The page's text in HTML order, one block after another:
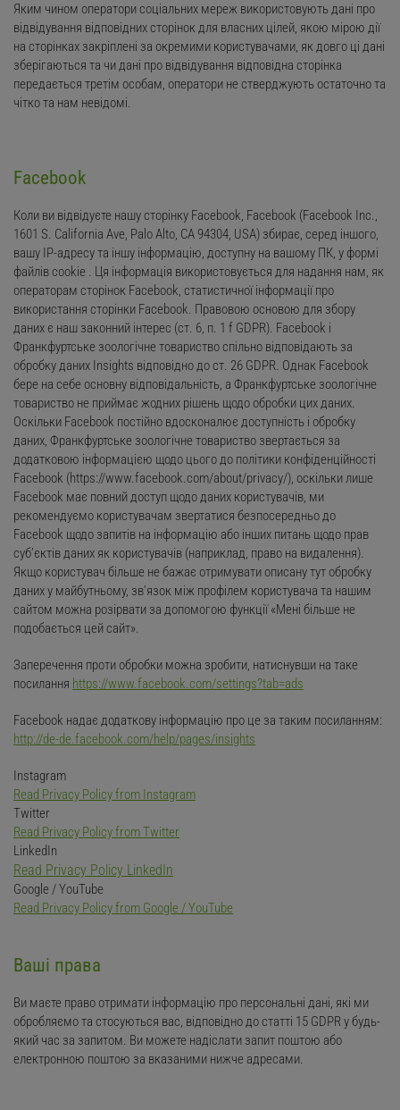
Яким чином оператори соціальних мереж використовують дані про
відвідування відповідних сторінок для власних цілей, якою мірою дії
на сторінках закріплені за окремими користувачами, як довго ці дані
зберігаються та чи дані про відвідування відповідна сторінка
передається третім особам, оператори не стверджують остаточно та
чітко та нам невідомі.
Facebook
Коли ви відвідуєте нашу сторінку Facebook, Facebook (Facebook Inc.,
1601 S. California Ave, Palo Alto, CA 94304, USA) збирає, серед іншого,
вашу IP-адресу та іншу інформацію, доступну на вашому ПК, у формі
файлів cookie . Ця інформація використовується для надання нам, як
операторам сторінок Facebook, статистичної інформації про
використання сторінки Facebook. Правовою основою для збору
даних є наш законний інтерес (ст. 6, п. 1 f GDPR). Facebook і
Франкфуртське зоологічне товариство спільно відповідають за
обробку даних Insights відповідно до ст. 26 GDPR. Однак Facebook
бере на себе основну відповідальність, а Франкфуртське зоологічне
товариство не приймає жодних рішень щодо обробки цих даних.
Оскільки Facebook постійно вдосконалює доступність і обробку
даних, Франкфуртське зоологічне товариство звертається за
додатковою інформацією щодо цього до політики конфіденційності
Facebook (https://www.facebook.com/about/privacy/), оскільки лише
Facebook має повний доступ щодо даних користувачів, ми
рекомендуємо користувачам звертатися безпосередньо до
Facebook щодо запитів на інформацію або інших питань щодо прав
суб’єктів даних як користувачів (наприклад, право на видалення).
Якщо користувач більше не бажає отримувати описану тут обробку
даних у майбутньому, зв’язок між профілем користувача та нашим
сайтом можна розірвати за допомогою функції «Мені більше не
подобається цей сайт».
Заперечення проти обробки можна зробити, натиснувши на таке
посилання https://www.facebook.com/settings?tab=ads
Facebook надає додаткову інформацію про це за таким посиланням:
http://de-de.facebook.com/help/pages/insights
Instagram
Read Privacy Policy from Instagram
Twitter
Read Privacy Policy from Twitter
LinkedIn
Read Privacy Policy LinkedIn
Google / YouTube
Read Privacy Policy from Google / YouTube
Ваші права
Ви маєте право отримати інформацію про персональні дані, які ми
обробляємо та стосуються вас, відповідно до статті 15 GDPR у будь-
який час за запитом. Ви можете надіслати запит поштою або
електронною поштою за вказаними нижче адресами.